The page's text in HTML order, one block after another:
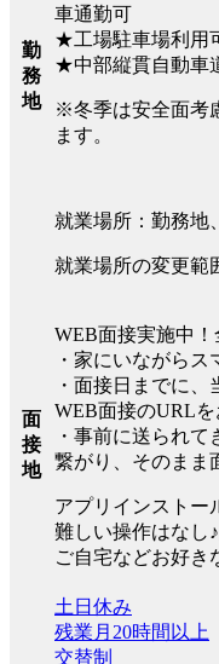
勤
務
地
車通勤可
★工場駐車場利用
★中部縦貫自動車
※冬季は安全面考
ます。
就業場所：勤務地
就業場所の変更範
面
接
地
WEB面接実施中！
・家にいながらス
・面接日までに
WEB面接のURLを
・事前に送られ
繋がり、そのまま
アプリインストー
難しい操作はなし
ご自宅などお好き
土日休み
残業月20時間以上
交替制